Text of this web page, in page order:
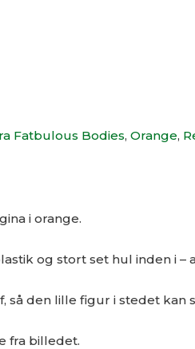
Fatbulous Bodies, Orange,
i orange.
og stort set hul inden i
så den lille figur i stedet kan
fra billedet.